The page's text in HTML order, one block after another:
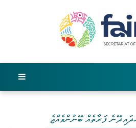
ފަރާތެއް ބޭނުންވެއްޖެ